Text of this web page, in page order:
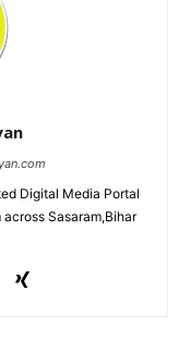
Digital Media Portal
Sasaram,Bihar